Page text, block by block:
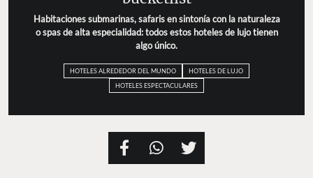
Habitaciones submarinas, safaris en sintonía con la
naturaleza o spas de alta especialidad: todos estos
hoteles de lujo tienen algo único.
HOTELES ESPECTACULARES